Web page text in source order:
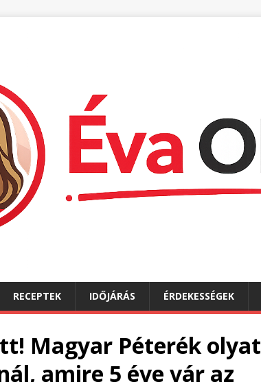
RECEPTEK IDŐJÁRÁS ÉRDEKESSÉGEK
Magyar Péterék olyat
amire 5 éve vár az